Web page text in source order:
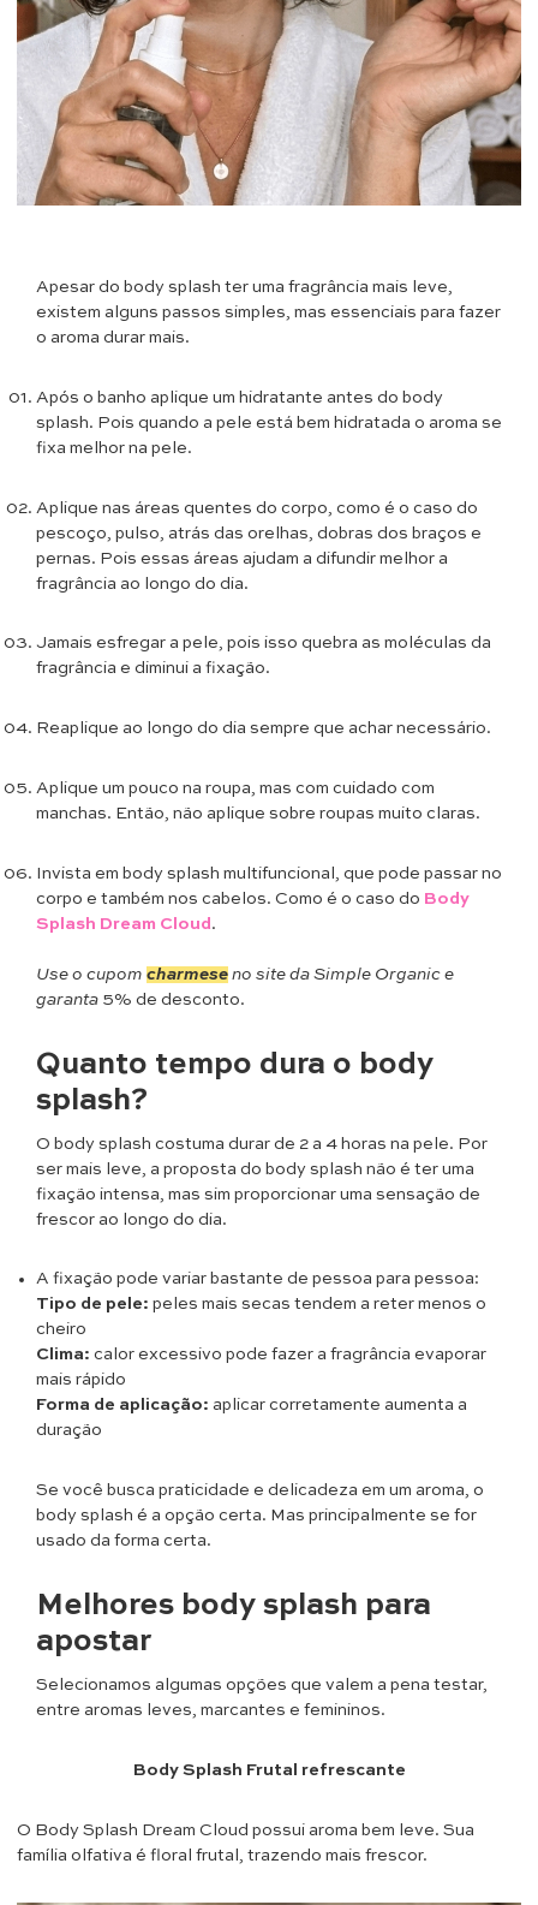
Apesar do body splash ter uma fragrância mais leve,
existem alguns passos simples, mas essenciais para fazer
o aroma durar mais.
Após o banho aplique um hidratante antes do body
splash. Pois quando a pele está bem hidratada o aroma se
fixa melhor na pele.
Aplique nas áreas quentes do corpo, como é o caso do
pescoço, pulso, atrás das orelhas, dobras dos braços e
pernas. Pois essas áreas ajudam a difundir melhor a
fragrância ao longo do dia.
Jamais esfregar a pele, pois isso quebra as moléculas da
fragrância e diminui a fixação.
Reaplique ao longo do dia sempre que achar necessário.
Aplique um pouco na roupa, mas com cuidado com
manchas. Então, não aplique sobre roupas muito claras.
Invista em body splash multifuncional, que pode passar no
corpo e também nos cabelos. Como é o caso do Body
Splash Dream Cloud .
Use o cupom charmese no site da Simple Organic e
garanta 5% de desconto.
Quanto tempo dura o body
splash?
O body splash costuma durar de 2 a 4 horas na pele. Por
ser mais leve, a proposta do body splash não é ter uma
fixação intensa, mas sim proporcionar uma sensação de
frescor ao longo do dia.
A fixação pode variar bastante de pessoa para pessoa:
Tipo de pele: peles mais secas tendem a reter menos o
cheiro
Clima: calor excessivo pode fazer a fragrância evaporar
mais rápido
Forma de aplicação: aplicar corretamente aumenta a
duração
Se você busca praticidade e delicadeza em um aroma, o
body splash é a opção certa. Mas principalmente se for
usado da forma certa.
Melhores body splash para
apostar
Selecionamos algumas opções que valem a pena testar,
entre aromas leves, marcantes e femininos.
Body Splash Frutal refrescante
O Body Splash Dream Cloud possui aroma bem leve. Sua
família olfativa é floral frutal, trazendo mais frescor.